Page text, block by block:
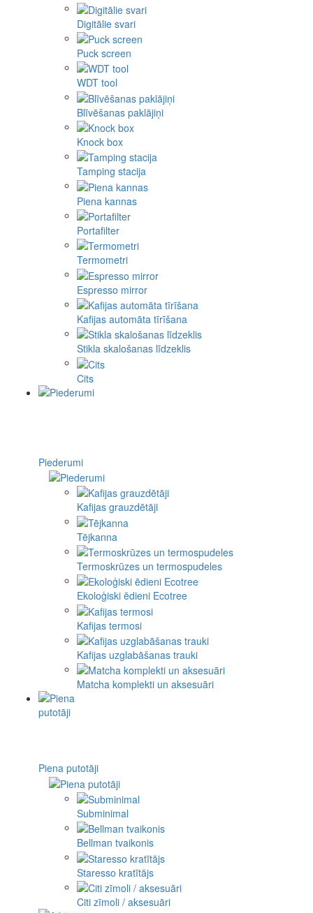
Digitālie svari
Puck screen
WDT tool
Blīvēšanas paklājiņi
Knock box
Tamping stacija
Piena kannas
Portafilter
Termometri
Espresso mirror
Kafijas automāta tīrīšana
Stikla skalošanas līdzeklis
Cits
Piederumi
Kafijas grauzdētāji
Tējkanna
Termoskrūzes un termospudeles
Ekoloģiski ēdieni Ecotree
Kafijas termosi
Kafijas uzglabāšanas trauki
Matcha komplekti un aksesuāri
Piena putotāji
Subminimal
Bellman tvaikonis
Staresso kratītājs
Citi zīmoli / aksesuāri